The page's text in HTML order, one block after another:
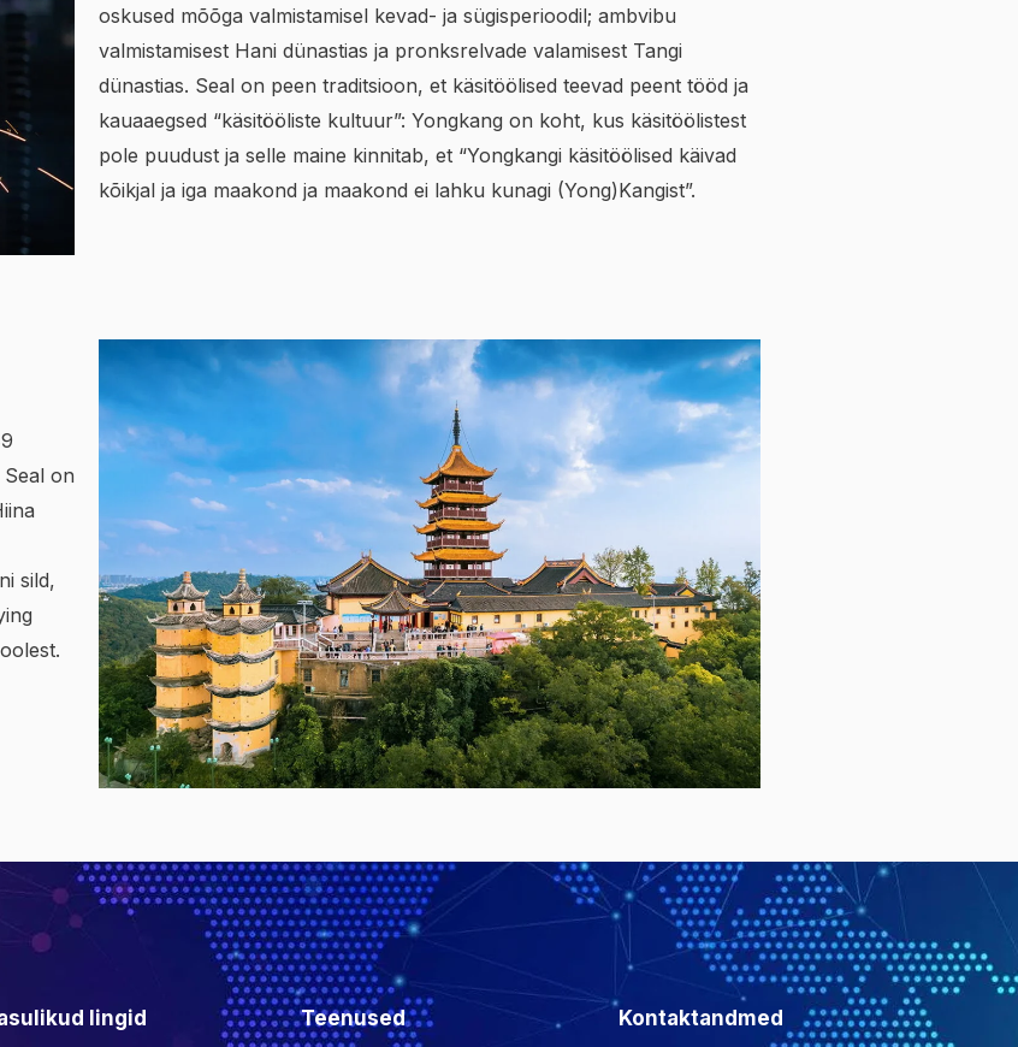
oskused mõõga valmistamisel kevad- ja sügisperioodil; ambvibu
valmistamisest Hani dünastias ja pronksrelvade valamisest Tangi
dünastias. Seal on peen traditsioon, et käsitöölised teevad peent tööd ja
kauaaegsed “käsitööliste kultuur”: Yongkang on koht, kus käsitöölistest
pole puudust ja selle maine kinnitab, et “Yongkangi käsitöölised käivad
kõikjal ja iga maakond ja maakond ei lahku kunagi (Yong)Kangist”.
on
sild,
lingid Teenused Kontaktandmed